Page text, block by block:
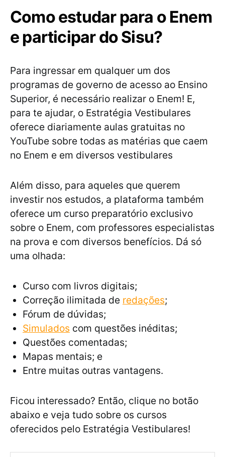
Como estudar para o Enem
e participar do Sisu?
Para ingressar em qualquer um dos
programas de governo de acesso ao Ensino
Superior, é necessário realizar o Enem! E,
para te ajudar, o Estratégia Vestibulares
oferece diariamente aulas gratuitas no
YouTube sobre todas as matérias que caem
no Enem e em diversos vestibulares
Além disso, para aqueles que querem
investir nos estudos, a plataforma também
oferece um curso preparatório exclusivo
sobre o Enem, com professores especialistas
na prova e com diversos benefícios. Dá só
uma olhada:
Curso com livros digitais;
Correção ilimitada de redações;
Fórum de dúvidas;
Simulados com questões inéditas;
Questões comentadas;
Mapas mentais; e
Entre muitas outras vantagens.
Ficou interessado? Então, clique no botão
abaixo e veja tudo sobre os cursos
oferecidos pelo Estratégia Vestibulares!